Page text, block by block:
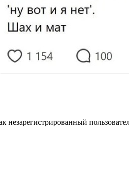
незарегистрированный